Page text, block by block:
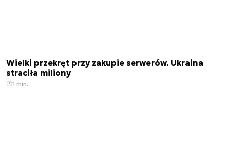
Wielki przekręt przy zakupie serwerów. Ukraina
straciła miliony
1 min.